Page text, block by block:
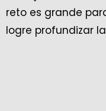
reto es grande
logre profundizar